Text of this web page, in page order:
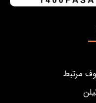
مرتبط